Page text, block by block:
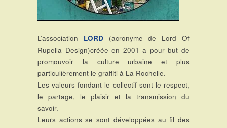
L’association LORD(acronyme de Lord Of
Rupella Design)créée en 2001 a pour but de
promouvoir la culture urbaine et plus
particulièrement le graffiti à La Rochelle.
Les valeurs fondant le collectif sont le respect,
le partage, le plaisir et la transmission du
savoir.
Leurs actions se sont développées au fil des